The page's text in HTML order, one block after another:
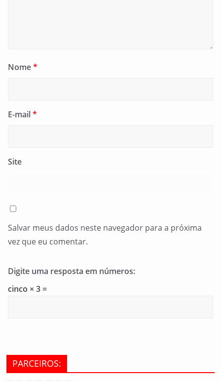
Nome*
E-mail*
Site
Salvar meus dados neste navegador para a próxima
vez que eu comentar.
Digite uma resposta em números:
cinco × 3 =
PARCEIROS: